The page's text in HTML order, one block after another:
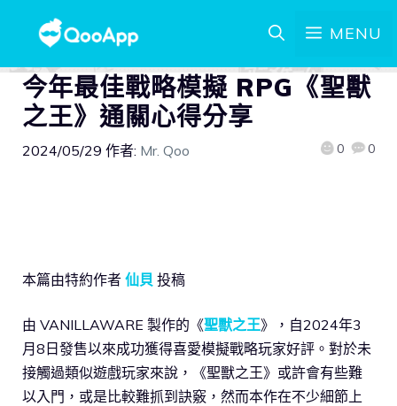
MENU
今年最佳戰略模擬 RPG《聖獸
之王》通關心得分享
2024/05/29 作者: Mr. Qoo 0 0
本篇由特約作者 仙貝 投稿
由 VANILLAWARE 製作的《聖獸之王》，自2024年3
月8日發售以來成功獲得喜愛模擬戰略玩家好評。對於未
接觸過類似遊戲玩家來說，《聖獸之王》或許會有些難
以入門，或是比較難抓到訣竅，然而本作在不少細節上